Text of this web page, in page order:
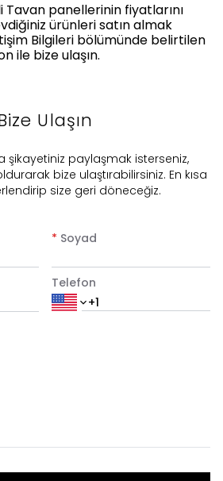
Tavan panellerinin fiyatlarını
ürünleri satın almak
Bilgileri bölümünde belirtilen
ile bize ulaşın.
Ulaşın
şikayetiniz paylaşmak isterseniz,
bize ulaştırabilirsiniz. En kısa
size geri döneceğiz.
* Soyad
Telefon